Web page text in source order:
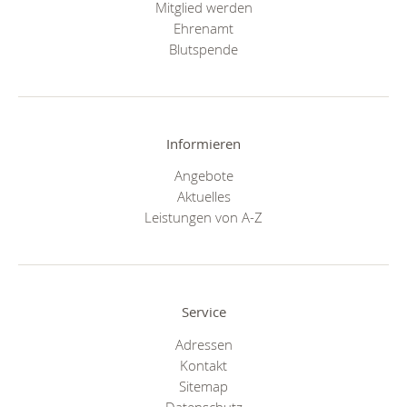
Mitglied werden
Ehrenamt
Blutspende
Informieren
Angebote
Aktuelles
Leistungen von A-Z
Service
Adressen
Kontakt
Sitemap